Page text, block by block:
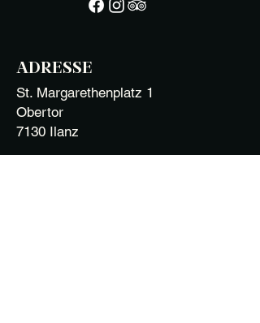
ADRESSE
St. Margarethenplatz 1
Obertor
7130 Ilanz